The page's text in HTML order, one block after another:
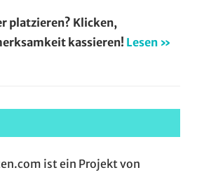
platzieren? Klicken,
kassieren! Lesen »
ist ein Projekt von